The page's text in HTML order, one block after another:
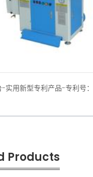
实用新型专利产品-专利号：
Products